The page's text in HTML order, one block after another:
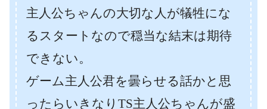
主人公ちゃんの大切な人が犠牲にな
るスタートなので穏当な結末は期待
できない。
ゲーム主人公君を曇らせる話かと思
ったらいきなりTS主人公ちゃんが盛